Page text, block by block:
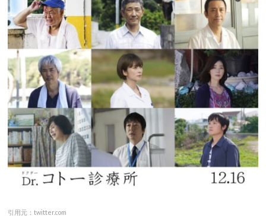
引用元：twitter.com